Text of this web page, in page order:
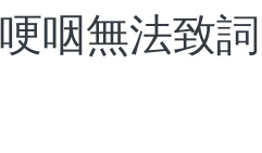
咽無法致詞